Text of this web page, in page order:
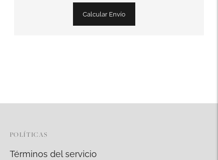
Calcular Envío
POLÍTICAS
Términos del servicio